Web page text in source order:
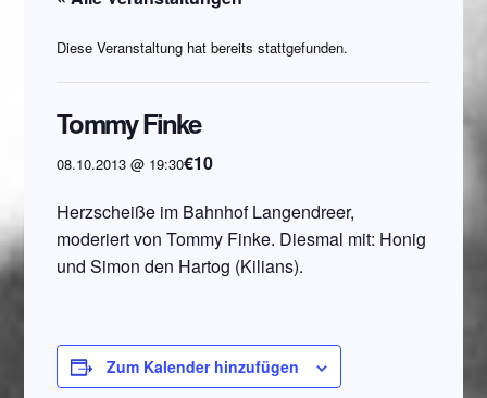
Diese Veranstaltung hat bereits stattgefunden.
Tommy Finke
08.10.2013 @ 19:30€10
Herzscheiße im Bahnhof Langendreer,
moderiert von Tommy Finke. Diesmal mit: Honig
und Simon den Hartog (Kilians).
Zum Kalender hinzufügen